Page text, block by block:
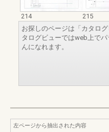
214
215
お探しのページは「カタロ
タログビューではweb上で
んになれます。
左ページから抽出された内容